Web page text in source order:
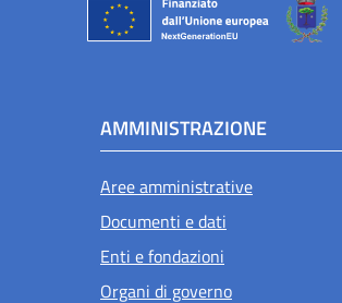
AMMINISTRAZIONE
Aree amministrative
Documenti e dati
Enti e fondazioni
Organi di governo